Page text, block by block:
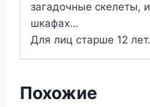
загадочные скелеты,
шкафах…
Для лиц старше 12 лет.
Похожие